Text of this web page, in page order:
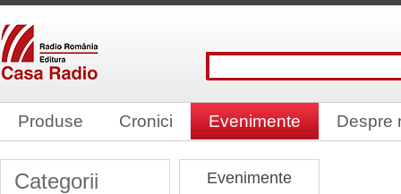
Produse Cronici Evenimente Despre
Categorii Evenimente